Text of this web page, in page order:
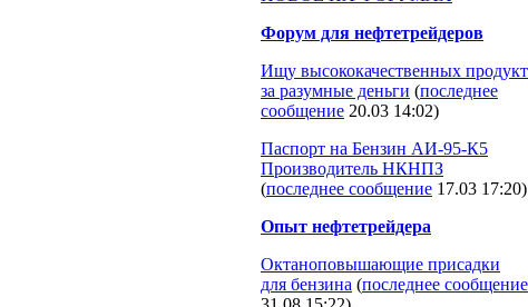
Форум для нефтетрейдеров
Ищу высококачественных продукт
за разумные деньги (последнее
сообщение 20.03 14:02)
Паспорт на Бензин АИ-95-К5
Производитель НКНПЗ
(последнее сообщение 17.03 17:20)
Опыт нефтетрейдера
Октаноповышающие присадки
для бензина (последнее сообщение